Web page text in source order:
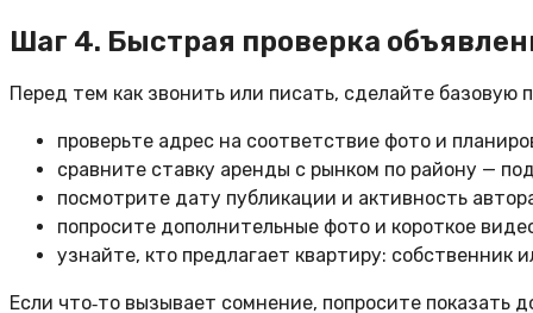
Шаг 4. Быстрая проверка
Перед тем как звонить или писать, сделайте
проверьте адрес на соответствие фото и
сравните ставку аренды с рынком по району —
посмотрите дату публикации и активность
попросите дополнительные фото и короткое
узнайте, кто предлагает квартиру: собственник
Если что‑то вызывает сомнение, попросите показать